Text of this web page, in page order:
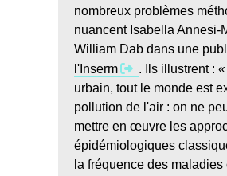
nombreux problèmes
nuancent Isabella Annesi-
William Dab dans une
l'Inserm
. Ils illustrent :
urbain, tout le monde est
pollution de l'air : on ne
mettre en œuvre les
épidémiologiques
la fréquence des